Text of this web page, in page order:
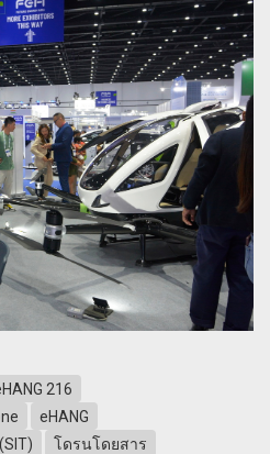
216
eHANG
โดรนโดยสาร